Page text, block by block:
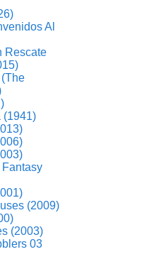
Al
Rescate
(1941)
(2009)
(2003)
03